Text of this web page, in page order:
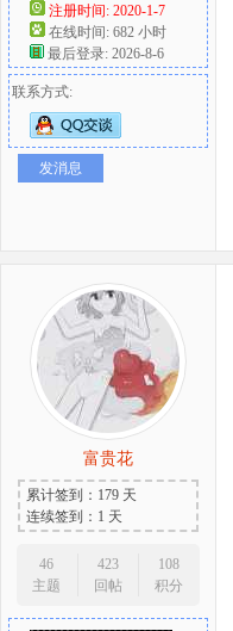
注册时间: 2020-1-7
在线时间: 682 小时
最后登录: 2026-8-6
联系方式:
发消息
富贵花
累计签到：179 天
连续签到：1 天
46
主题
423
回帖
108
积分